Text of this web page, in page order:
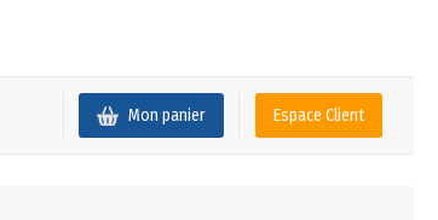
Espace Client
Mon panier